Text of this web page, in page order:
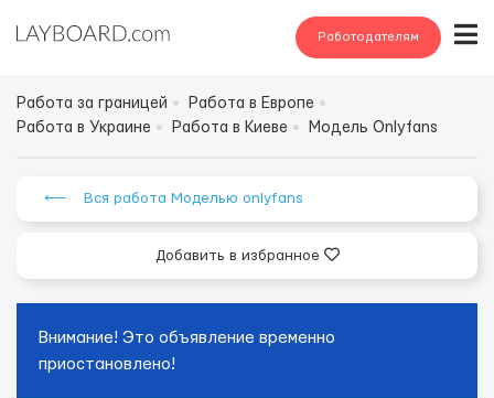
Работодателям
Работа за границей
Работа в Европе
Работа в Украине
Работа в Киеве Модель Onlyfans
⟵ Вся работа Моделью onlyfans
Добавить в избранное
Внимание! Это объявление временно
приостановлено!